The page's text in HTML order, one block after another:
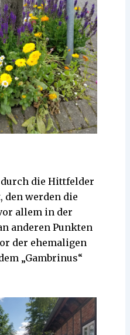
die Hittfelder
den werden die
allem in der
anderen Punkten
der ehemaligen
„Gambrinus“